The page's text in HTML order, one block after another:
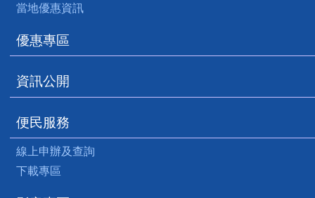
當地優惠資訊
優惠專區
資訊公開
便民服務
線上申辦及查詢
下載專區